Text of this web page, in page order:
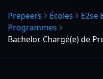
Prepeers Écoles
E2se
Programmes
Bachelor Chargé(e) de